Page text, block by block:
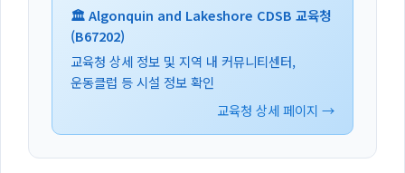
🏛️ Algonquin and Lakeshore CDSB 교육청
(B67202)
교육청 상세 정보 및 지역 내 커뮤니티센터,
운동클럽 등 시설 정보 확인
교육청 상세 페이지 →